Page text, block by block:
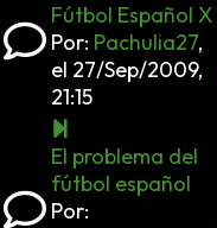
Fútbol Español X
Por: Pachulia27,
el 27/Sep/2009,
21:15
El problema del
fútbol español
Por: